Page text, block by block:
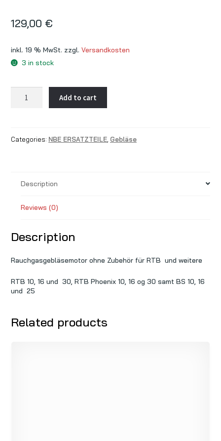
129,00 €
inkl. 19 % MwSt. zzgl. Versandkosten
3 in stock
Rauchgasgebläsemotor
RTB
Add to cart
Categories: NBE ERSATZTEILE, Gebläse
Description
Reviews (0)
Description
Rauchgasgebläsemotor ohne Zubehör für RTB und weitere
RTB 10, 16 und 30, RTB Phoenix 10, 16 og 30 samt BS 10, 16
und 25
Related products